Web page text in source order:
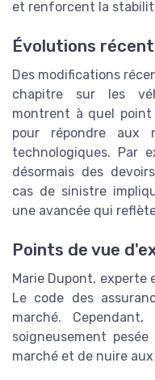
et renforcent la
Évolutions
Des modifications
chapitre sur les
montrent à quel point
pour répondre aux
technologiques. Par
désormais des
cas de sinistre
une avancée qui
Points de vue
Marie Dupont, experte
Le code des
marché.
soigneusement
marché et de nuire aux